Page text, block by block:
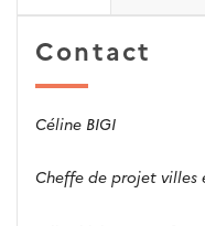
Contact
Céline BIGI
Cheffe de projet